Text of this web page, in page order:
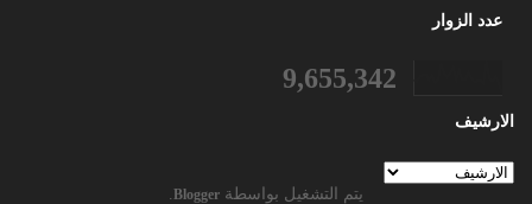
عدد الزوار
9,655,342
الارشيف
يتم التشغيل بواسطة Blogger